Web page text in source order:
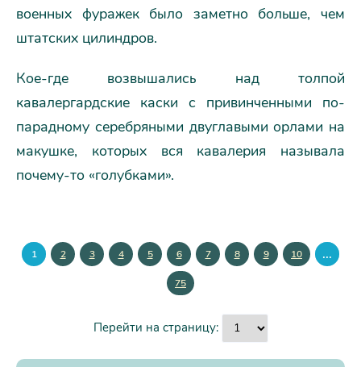
военных фуражек было заметно больше, чем
штатских цилиндров.
Кое-где возвышались над толпой
кавалергардские каски с привинченными по-
парадному серебряными двуглавыми орлами на
макушке, которых вся кавалерия называла
почему-то «голубками».
1 2 3 4 5 6 7 8 9 10 ...
75
Перейти на страницу: